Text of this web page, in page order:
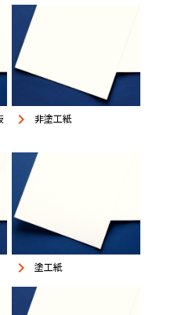
keyboard_arrow_right 非塗工紙
keyboard_arrow_right 塗工紙